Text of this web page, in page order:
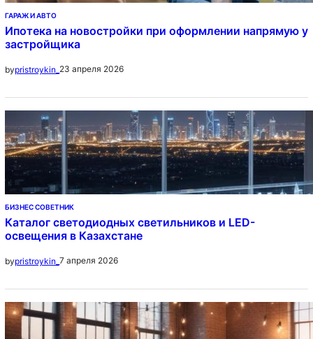
ГАРАЖ И АВТО
Ипотека на новостройки при оформлении напрямую у
застройщика
bypristroykin_ 23 апреля 2026
БИЗНЕС СОВЕТНИК
Каталог светодиодных светильников и LED-
освещения в Казахстане
bypristroykin_ 7 апреля 2026